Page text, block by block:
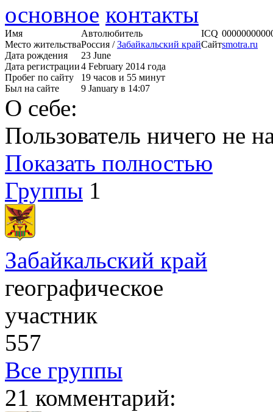
основное контакты
Имя
Автолюбитель
Место жительстваРоссия /Забайкальский край
Дата рождения
23 June
Дата регистрации4 February 2014 года
Пробег по сайту
19 часов и 55 минут
Был на сайте
9 January в 14:07
ICQ
Сайтsmotra.ru
О себе:
Пользователь ничего не
Показать полностью
Группы 1
Забайкальский край
географическое
участник
557
Все группы
21 комментарий: